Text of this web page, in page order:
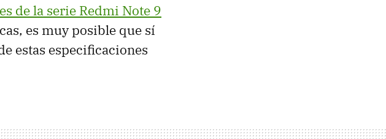
de la serie Redmi Note 9
es muy posible que sí
estas especificaciones